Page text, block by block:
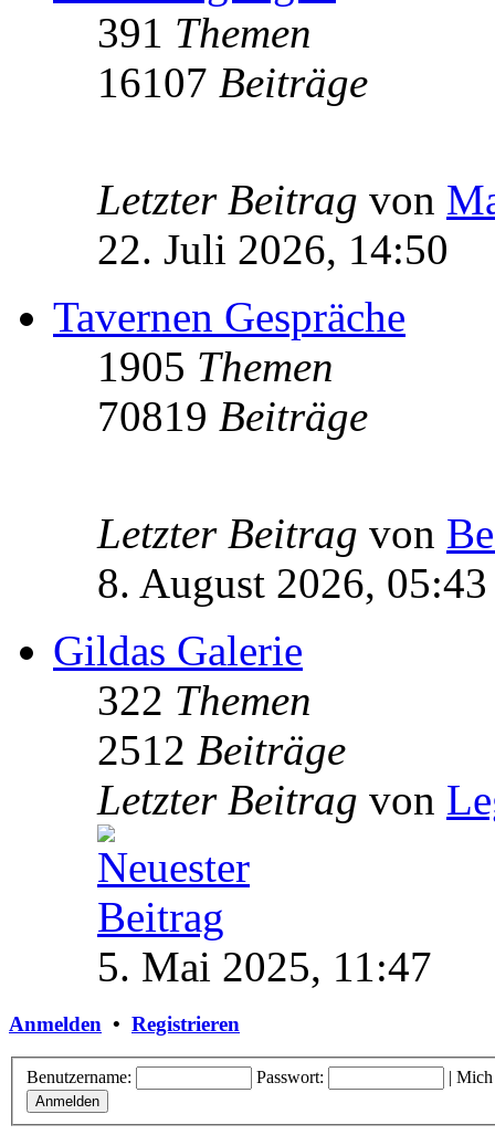
391 Themen
16107 Beiträge
Letzter Beitrag von
22. Juli 2026, 14:50
Tavernen Gespräche
1905 Themen
70819 Beiträge
Letzter Beitrag von
8. August 2026, 05:43
Gildas Galerie
322 Themen
2512 Beiträge
Letzter Beitrag von
5. Mai 2025, 11:47
Anmelden • Registrieren
Benutzername: Passwort: | Mich